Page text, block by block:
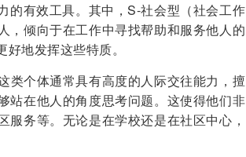
的有效工具。其中，S-社会型（社会工作
，倾向于在工作中寻找帮助和服务他人的
地发挥这些特质。
类个体通常具有高度的人际交往能力，擅
站在他人的角度思考问题。这使得他们非
务等。无论是在学校还是在社区中心，